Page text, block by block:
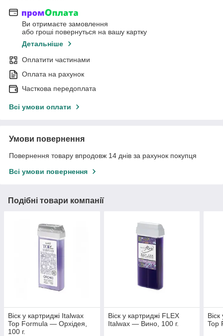
Ви отримаєте замовлення
або гроші повернуться на вашу картку
Детальніше
Оплатити частинами
Оплата на рахунок
Часткова передоплата
Всі умови оплати
Умови повернення
Повернення товару впродовж 14 днів за рахунок покупця
Всі умови повернення
Подібні товари компанії
Віск у картриджі Italwax
Top Formula — Орхідея,
100 г.
Віск у картриджі FLEX
Italwax — Вино, 100 г.
Top